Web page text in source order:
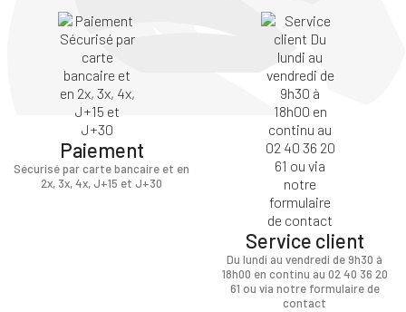
Paiement
Sécurisé par carte bancaire et en
2x, 3x, 4x, J+15 et J+30
Service client
Du lundi au vendredi de 9h30 à
18h00 en continu au 02 40 36 20
61 ou via notre formulaire de
contact